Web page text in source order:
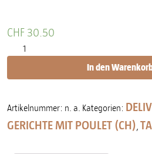
CHF 30.50
Chicken Madras Curry Menge
In den
Artikelnummer: n. a. Kategorien:
GERICHTE MIT POULET (CH)